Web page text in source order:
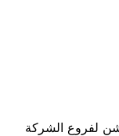
لفروع الشركة